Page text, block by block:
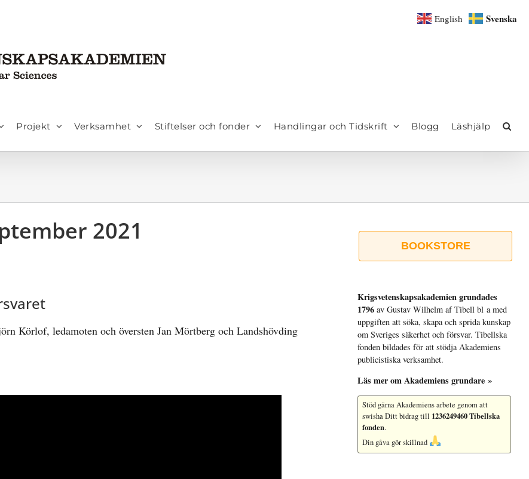
Projekt Verksamhet Stiftelser och fonder Handlingar och Tidskrift Blogg Läshjälp
2021
Körlof, ledamoten och översten Jan Mörtberg och Landshövding
BOOKSTORE
Krigsvetenskap­sakademien grundades
1796 av Gustav Wilhelm af Tibell bl a med
uppgiften att söka, skapa och sprida kunskap
om Sveriges säkerhet och försvar. Tibellska
fonden bildades för att stödja Akademiens
publicistiska verksamhet.
Läs mer om Akademiens grundare »
Stöd gärna Akademiens arbete genom att
swisha Ditt bidrag till 1236249460 Tibellska
fonden.
Din gåva gör skillnad
English Svenska